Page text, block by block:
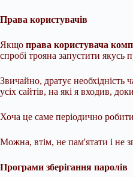
Права користувачів
Якщо права користувача
спробі трояна запустити якусь
Звичайно, дратує необхідність
усіх сайтів, на які я входив,
Хоча це саме періодично
Можна, втім, не пам'ятати і не
Програми зберігання паролів